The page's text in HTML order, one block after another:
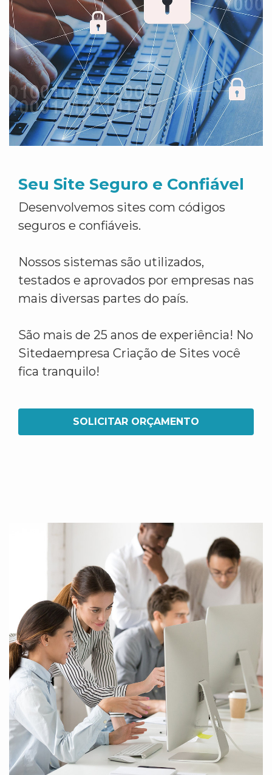
Seu Site Seguro e Confiável
Desenvolvemos sites com códigos
seguros e confiáveis.
Nossos sistemas são utilizados,
testados e aprovados por empresas nas
mais diversas partes do país.
São mais de 25 anos de experiência! No
Sitedaempresa Criação de Sites você
fica tranquilo!
SOLICITAR ORÇAMENTO